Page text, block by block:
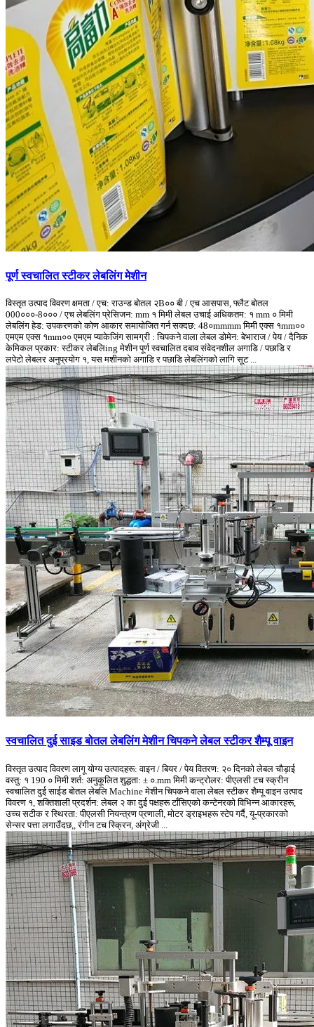
पूर्ण स्वचालित स्टीकर लेबलिंग मेशीन
विस्तृत उत्पाद विवरण क्षमता / एच: राउन्ड बोतल २B०० बी / एच आसपास, फ्लैट बोतल
000०००-8००० / एच लेबलिंग प्रेसिजन: mm १ मिमी लेबल उचाई अधिकतम: १ mm ० मिमी
लेबलिंग हेड: उपकरणको कोण आकार समायोजित गर्न सक्दछ: 48०mmmm मिमी एक्स १mm००
एमएम एक्स १mm०० एमएम प्याकेजिंग सामग्री : चिपकने वाला लेबल डोमेन: बेभाराज / पेय / दैनिक
केमिकल प्रकार: स्टीकर लेबलिing मेशीन पूर्ण स्वचालित दबाव संवेदनशील अगाडि / पछाडि र
लपेटो लेबलर अनुप्रयोग १, यस मशीनको अगाडि र पछाडि लेबलिंगको लागि सूट ...
स्वचालित दुई साइड बोतल लेबलिंग मेशीन चिपकने लेबल स्टीकर शैम्पू वाइन
विस्तृत उत्पाद विवरण लागू योग्य उत्पादहरू: वाइन / बियर / पेय वितरण: २० दिनको लेबल चौड़ाई
वस्तु: १ 190 ० मिमी शर्त: अनुकूलित शुद्धता: ± ०.mm मिमी कन्ट्रोलर: पीएलसी टच स्क्रीन
स्वचालित दुई साईड बोतल लेबलि Machine मेशीन चिपकने वाला लेबल स्टीकर शैम्पू वाइन उत्पाद
विवरण १, शक्तिशाली प्रदर्शन: लेबल २ का दुई पक्षहरू टाँसिएको कन्टेनरको विभिन्न आकारहरू,
उच्च सटीक र स्थिरता: पीएलसी नियन्त्रण प्रणाली, मोटर ड्राइभहरू स्टेप गर्दै, यू-प्रकारको
सेन्सर पत्ता लगाउँदछ,, रंगीन टच स्क्रिन, अंग्रेजी ...